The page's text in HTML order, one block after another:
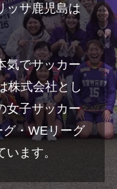
ッサ鹿児島は
気でサッカー
株式会社とし
女子サッカー
・WEリーグ
ます。